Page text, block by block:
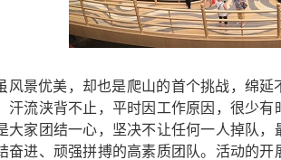
风景优美，却也是爬山的首个挑战，绵
汗流浃背不止，平时因工作原因，很少
大家团结一心，坚决不让任何一人掉队
奋进、顽强拼搏的高素质团队。活动的